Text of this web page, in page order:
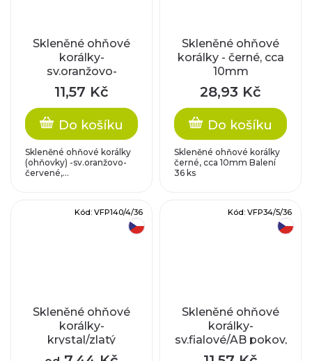
Skleněné ohňové
korálky-
sv.oranžovo-
červené, vel.cca 6
mm
11,57 Kč
Do košíku
Skleněné ohňové korálky
(ohňovky) -sv.oranžovo-
červené,...
Skleněné ohňové
korálky - černé, cca
10mm
28,93 Kč
Do košíku
Skleněné ohňové korálky
černé, cca 10mm Balení
36 ks
Skleněné ohňové
korálky-
krystal/zlatý
půlpokov, vel.cca 4
Kód: VFP140/4/36
Skleněné ohňové
korálky-
sv.fialové/AB pokov,
vel.cca 5 mm
Kód: VFP34/5/36